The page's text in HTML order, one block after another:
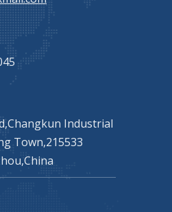
Industrial
Town,215533